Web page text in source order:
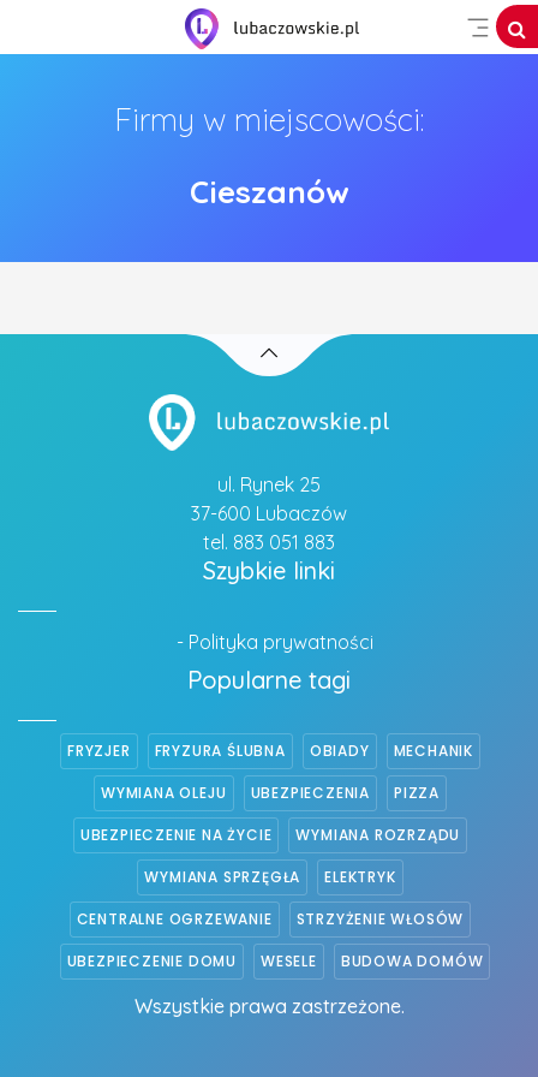
Firmy w miejscowości:
Cieszanów
ul. Rynek 25
37-600 Lubaczów
tel. 883 051 883
Szybkie linki
- Polityka prywatności
Popularne tagi
FRYZJER FRYZURA ŚLUBNA OBIADY MECHANIK
WYMIANA OLEJU UBEZPIECZENIA PIZZA
UBEZPIECZENIE NA ŻYCIE WYMIANA ROZRZĄDU
WYMIANA SPRZĘGŁA ELEKTRYK
CENTRALNE OGRZEWANIE STRZYŻENIE WŁOSÓW
UBEZPIECZENIE DOMU WESELE BUDOWA DOMÓW
Wszystkie prawa zastrzeżone.